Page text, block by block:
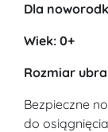
Dla
Wiek: 0+
Rozmiar
Bezpieczne
do